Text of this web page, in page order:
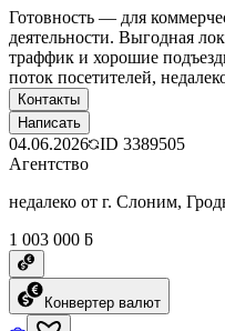
Готовность — для
деятельности. Выгодная
траффик и хорошие
поток посетителей,
Контакты
Написать
04.06.2026 ID 3389505
Агентство
недалеко от г. Слоним,
1 003 000 ƃ
Конвертер валют